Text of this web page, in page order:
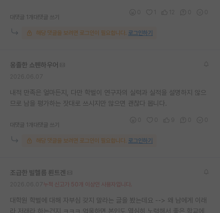
대댓글 1개 대댓글 쓰기
해당 댓글을 보려면 로그인이 필요합니다. 로그인하기
옹졸한 쇼펜하우어
내적 만족은 얼마든지, 다만 학벌이 연구자의 실력과 실적을 설명하지 않으
므로 남을 평가하는 잣대로 쓰시지만 않으면 괜찮다 봅니다.
대댓글 1개 대댓글 쓰기
해당 댓글을 보려면 로그인이 필요합니다. 로그인하기
조급한 빌헬름 뢴트겐
누적 신고가 50개 이상인 사용자입니다.
대학원 학벌에 대해 자부심 갖지 말라는 글을 봤는데요 --> 왜 남에게 이래
라 저래라 하는건지 ㅋㅋㅋ 억울하면 본인도 열심히 노력해서 좋은 학교에